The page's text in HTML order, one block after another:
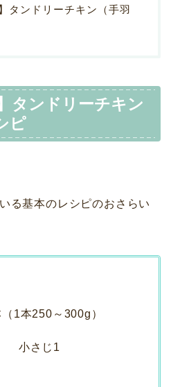
タンドリーチキン（手羽
タンドリーチキン
ピ
る基本のレシピのおさらい
1本250～300g）
じ1